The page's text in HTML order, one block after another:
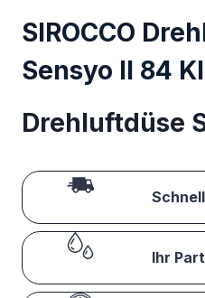
SIROCCO
Sensyo II 84
Drehluftdüse
Ihr